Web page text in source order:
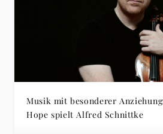
Musik mit besonderer
Hope spielt Alfred Schnittke